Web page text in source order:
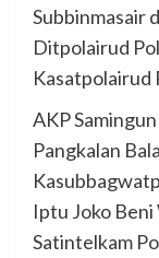
Subbinmasair
Ditpolairud
Kasatpolairud
AKP
Pangkalan
Iptu Joko Beni
Satintelkam